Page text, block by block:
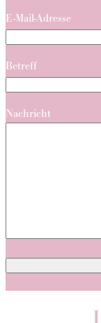
E-Mail-Adresse
Betreff
Nachricht